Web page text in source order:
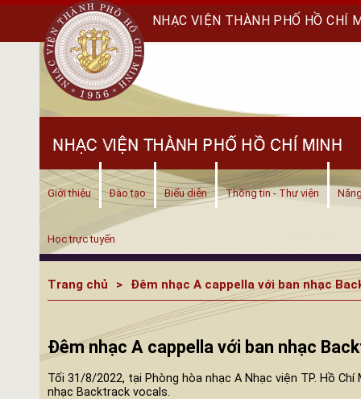
NHẠC VIỆN THÀNH PHỐ HỒ CHÍ
Giới thiệu Đào tạo Biểu diễn Thông tin - Thư viện
Học trực tuyến
Trang chủ Đêm nhạc A cappella với ban nhạc
Đêm nhạc A cappella với ban nhạc
Tối 31/8/2022, tại Phòng hòa nhạc A Nhạc viện TP. Hồ
nhạc Backtrack vocals.